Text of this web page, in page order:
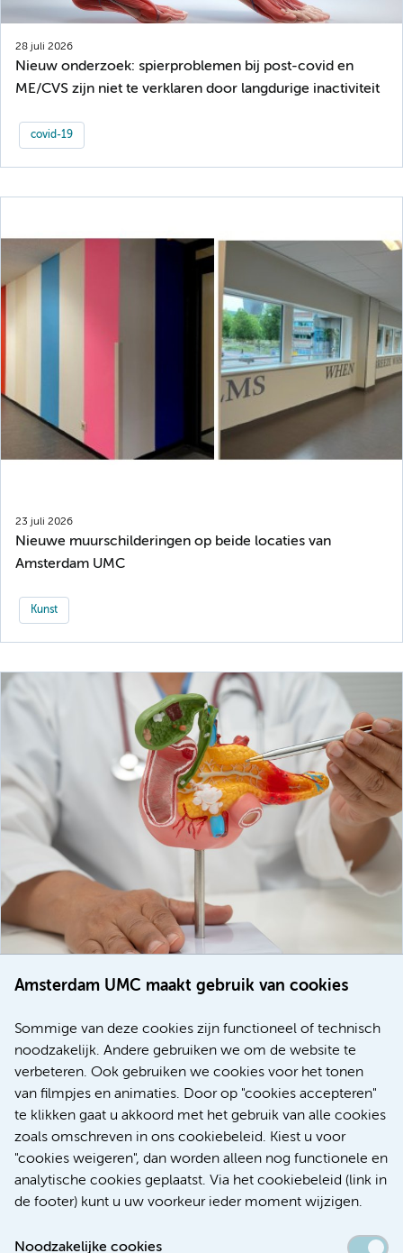
Amsterdam UMC maakt gebruik van cookies
Sommige van deze cookies zijn functioneel of technisch
noodzakelijk. Andere gebruiken we om de website te
verbeteren. Ook gebruiken we cookies voor het tonen
van filmpjes en animaties. Door op "cookies accepteren"
te klikken gaat u akkoord met het gebruik van alle cookies
zoals omschreven in ons cookiebeleid. Kiest u voor
"cookies weigeren", dan worden alleen nog functionele en
analytische cookies geplaatst. Via het cookiebeleid (link in
de footer) kunt u uw voorkeur ieder moment wijzigen.
Noodzakelijke cookies
28 juli 2026
Nieuw onderzoek: spierproblemen bij post-covid en
ME/CVS zijn niet te verklaren door langdurige inactiviteit
covid-19
23 juli 2026
Nieuwe muurschilderingen op beide locaties van
Amsterdam UMC
Kunst
voor patiënten met alvleesklierkanker verbeteren
Meer